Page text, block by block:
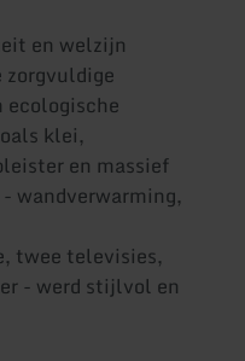
en welzijn
ecologische
klei,
en massief
wandverwarming,
twee televisies,
- werd stijlvol en